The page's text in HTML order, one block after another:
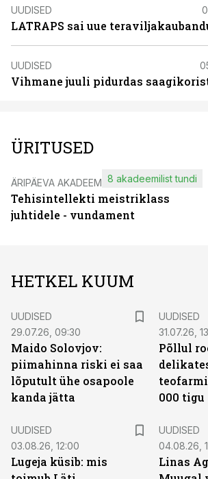
UUDISED
LATRAPS sai uue
UUDISED
Vihmane juuli pidurdas
ÜRITUSED
ÄRIPÄEVA AKADEEMIA
Tehisintellekti meistriklass
juhtidele - vundament
8 akadeemilist tundi
HETKEL KUUM
UUDISED
29.07.26, 09:30
Maido Solovjov:
piimahinna riski ei saa
lõputult ühe osapoole
kanda jätta
UUDISED
31.07.26,
Põllul
000 tigu
UUDISED
03.08.26, 12:00
Lugeja küsib: mis
UUDISED
04.08.26,
Linas